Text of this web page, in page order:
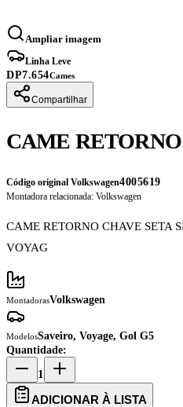
Ampliar imagem
Linha Leve
DP7.654Cames
Compartilhar
CAME RETORNO
Código original Volkswagen4005619
Montadora relacionada: Volkswagen
CAME RETORNO CHAVE SETA
VOYAG
MontadorasVolkswagen
ModelosSaveiro, Voyage, Gol G5
Quantidade:
1
ADICIONAR À LISTA